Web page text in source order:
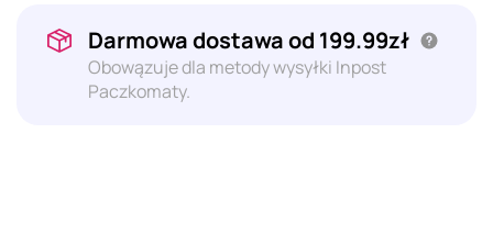
Darmowa dostawa od 199.99zł
Obowązuje dla metody wysyłki Inpost
Paczkomaty.